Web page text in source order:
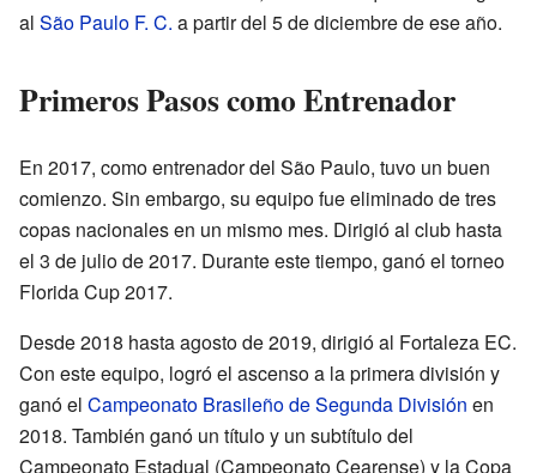
al São Paulo F. C. a partir del 5 de diciembre de ese año.
Primeros Pasos como Entrenador
En 2017, como entrenador del São Paulo, tuvo un buen
comienzo. Sin embargo, su equipo fue eliminado de tres
copas nacionales en un mismo mes. Dirigió al club hasta
el 3 de julio de 2017. Durante este tiempo, ganó el torneo
Florida Cup 2017.
Desde 2018 hasta agosto de 2019, dirigió al Fortaleza EC.
Con este equipo, logró el ascenso a la primera división y
ganó el Campeonato Brasileño de Segunda División en
2018. También ganó un título y un subtítulo del
Campeonato Estadual (Campeonato Cearense) y la Copa